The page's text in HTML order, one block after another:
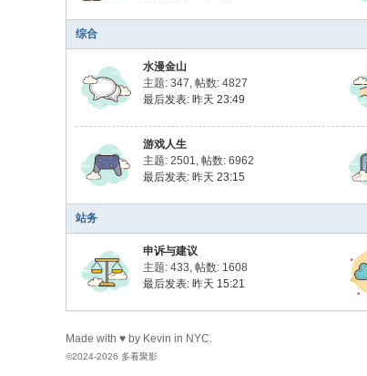
综合
水漫金山
主题: 347, 帖数: 4827
最后发表: 昨天 23:49
游戏人生
主题: 2501, 帖数: 6962
最后发表: 昨天 23:15
站务
申诉与建议
主题: 433, 帖数: 1608
最后发表: 昨天 15:21
Made with ♥ by Kevin in NYC.
©2024-2026 多看聚影